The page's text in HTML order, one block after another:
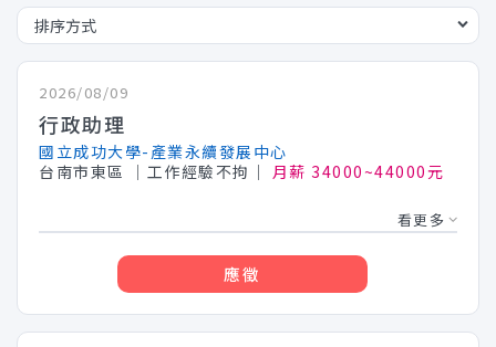
2026/08/09
行政助理
國立成功大學-產業永續發展中心
台南市東區
│工作經驗不拘│ 月薪 34000~44000元
看更多
應徵